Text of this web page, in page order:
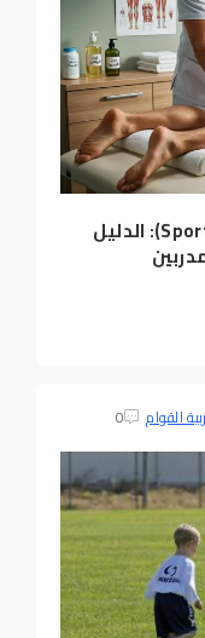
التدليك الرياضي (Sports Massage): الدليل
القوام 0